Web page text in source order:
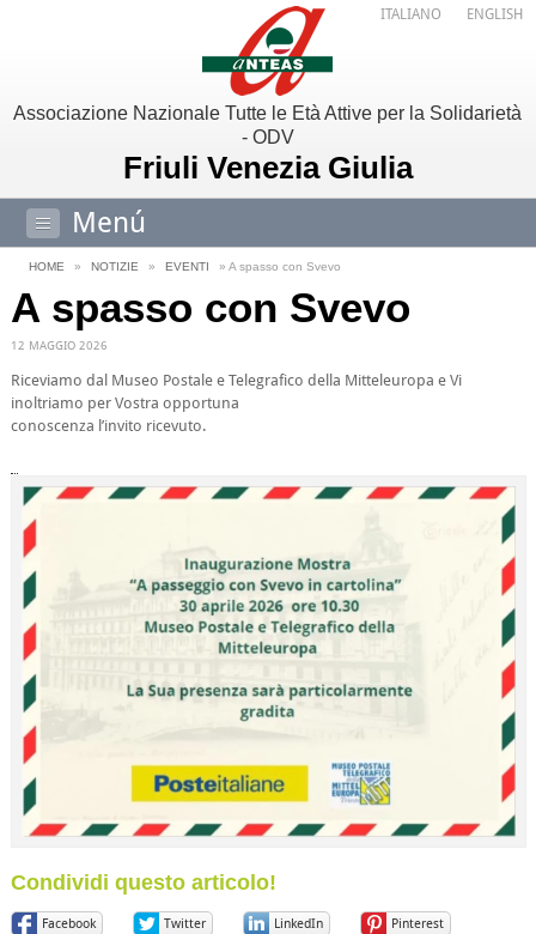
Associazione Nazionale Tutte le Età Attive per la Solidarietà
- ODV
Friuli Venezia Giulia
Menú
ITALIANO ENGLISH
HOME » NOTIZIE » EVENTI » A spasso con Svevo
A spasso con Svevo
12 MAGGIO 2026
Riceviamo dal Museo Postale e Telegrafico della Mitteleuropa e Vi
inoltriamo per Vostra opportuna
conoscenza l’invito ricevuto.
Condividi questo articolo!
Facebook Twitter LinkedIn Pinterest